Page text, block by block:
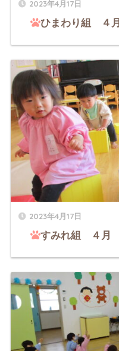
2023年4月17日
ひまわり組 ４月
2023年4月17日
すみれ組 ４月